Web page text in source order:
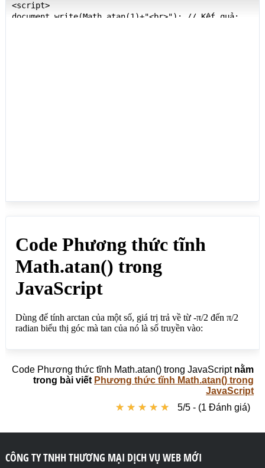
<script>
document.write(Math.atan(1)+"<br>"); // Kết quả:
Code Phương thức tĩnh Math.atan() trong JavaScript nằm
trong bài viết Phương thức tĩnh Math.atan() trong
JavaScript
★ ★ ★ ★ ★
★ ★ ★ ★ ★ 5/5 - (1 Đánh giá)
CÔNG TY TNHH THƯƠNG MẠI DỊCH VỤ WEB MỚI